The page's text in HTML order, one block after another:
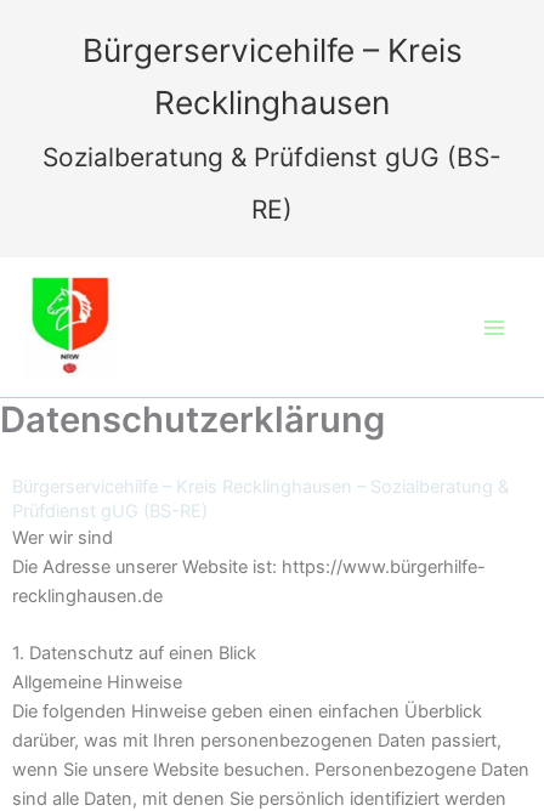
Bürgerservicehilfe – Kreis
Recklinghausen
Sozialberatung & Prüfdienst gUG (BS-
RE)
Datenschutzerklärung
Bürgerservicehilfe – Kreis Recklinghausen – Sozialberatung &
Prüfdienst gUG (BS-RE)
Wer wir sind
Die Adresse unserer Website ist: https://www.bürgerhilfe-
recklinghausen.de
1. Datenschutz auf einen Blick
Allgemeine Hinweise
Die folgenden Hinweise geben einen einfachen Überblick
darüber, was mit Ihren personenbezogenen Daten passiert,
wenn Sie unsere Website besuchen. Personenbezogene Daten
sind alle Daten, mit denen Sie persönlich identifiziert werden